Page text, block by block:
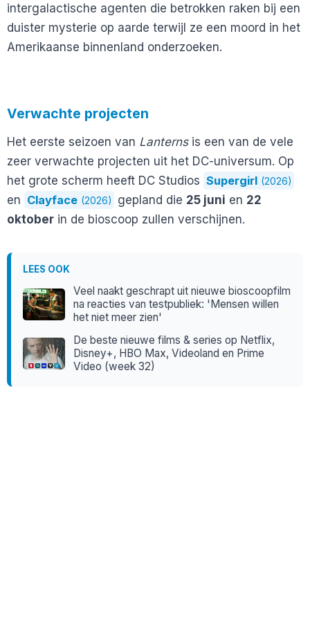
intergalactische agenten die betrokken raken bij een
duister mysterie op aarde terwijl ze een moord in het
Amerikaanse binnenland onderzoeken.
Verwachte projecten
Het eerste seizoen van Lanternsis een van de vele
zeer verwachte projecten uit het DC-universum. Op
het grote scherm heeft DC Studios Supergirl (2026)
en Clayface (2026) gepland die 25 juni en 22
oktober in de bioscoop zullen verschijnen.
LEES OOK
Veel naakt geschrapt uit nieuwe bioscoopfilm
na reacties van testpubliek: 'Mensen willen
het niet meer zien'
De beste nieuwe films & series op Netflix,
Disney+, HBO Max, Videoland en Prime
Video (week 32)